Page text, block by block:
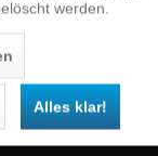
Inaktivwerden.
Alles klar!